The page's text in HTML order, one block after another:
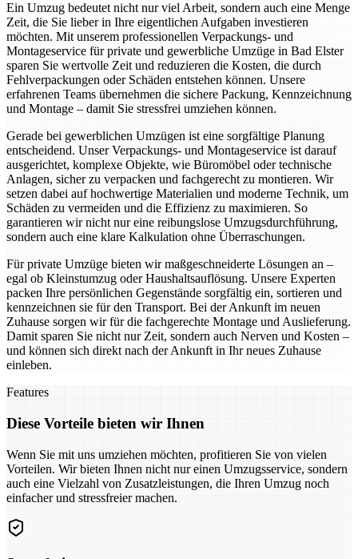
Ein Umzug bedeutet nicht nur viel Arbeit, sondern auch eine Menge
Zeit, die Sie lieber in Ihre eigentlichen Aufgaben investieren
möchten. Mit unserem professionellen Verpackungs- und
Montageservice für private und gewerbliche Umzüge in Bad Elster
sparen Sie wertvolle Zeit und reduzieren die Kosten, die durch
Fehlverpackungen oder Schäden entstehen können. Unsere
erfahrenen Teams übernehmen die sichere Packung, Kennzeichnung
und Montage – damit Sie stressfrei umziehen können.
Gerade bei gewerblichen Umzügen ist eine sorgfältige Planung
entscheidend. Unser Verpackungs- und Montageservice ist darauf
ausgerichtet, komplexe Objekte, wie Büromöbel oder technische
Anlagen, sicher zu verpacken und fachgerecht zu montieren. Wir
setzen dabei auf hochwertige Materialien und moderne Technik, um
Schäden zu vermeiden und die Effizienz zu maximieren. So
garantieren wir nicht nur eine reibungslose Umzugsdurchführung,
sondern auch eine klare Kalkulation ohne Überraschungen.
Für private Umzüge bieten wir maßgeschneiderte Lösungen an –
egal ob Kleinstumzug oder Haushaltsauflösung. Unsere Experten
packen Ihre persönlichen Gegenstände sorgfältig ein, sortieren und
kennzeichnen sie für den Transport. Bei der Ankunft im neuen
Zuhause sorgen wir für die fachgerechte Montage und Auslieferung.
Damit sparen Sie nicht nur Zeit, sondern auch Nerven und Kosten –
und können sich direkt nach der Ankunft in Ihr neues Zuhause
einleben.
Features
Diese Vorteile bieten wir Ihnen
Wenn Sie mit uns umziehen möchten, profitieren Sie von vielen
Vorteilen. Wir bieten Ihnen nicht nur einen Umzugsservice, sondern
auch eine Vielzahl von Zusatzleistungen, die Ihren Umzug noch
einfacher und stressfreier machen.